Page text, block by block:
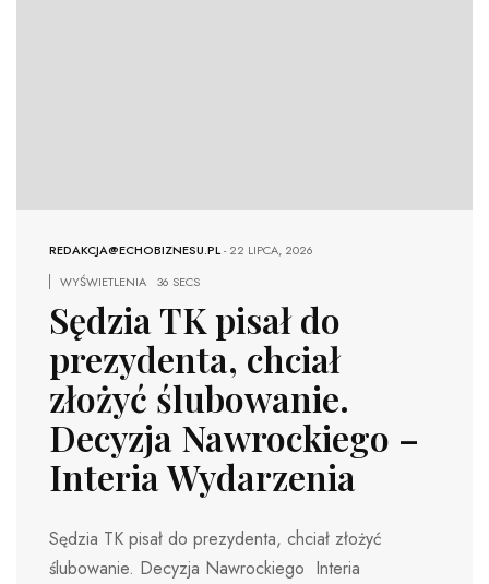
REDAKCJA@ECHOBIZNESU.PL-22 LIPCA, 2026
WYŚWIETLENIA
36 SECS
Sędzia TK pisał do
prezydenta, chciał
złożyć ślubowanie.
Decyzja Nawrockiego –
Interia Wydarzenia
Sędzia TK pisał do prezydenta, chciał złożyć
ślubowanie. Decyzja Nawrockiego Interia